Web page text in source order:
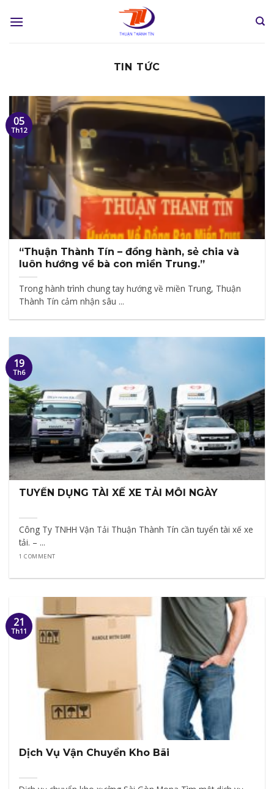
TIN TỨC
“Thuận Thành Tín – đồng hành, sẻ chia và
luôn hướng về bà con miền Trung.”
Trong hành trình chung tay hướng về miền Trung, Thuận
Thành Tín cảm nhận sâu ...
05
Th12
TUYỂN DỤNG TÀI XẾ XE TẢI MỖI NGÀY
Công Ty TNHH Vận Tải Thuận Thành Tín cần tuyển tài xế xe
tải. – ...
1 COMMENT
19
Th6
Dịch Vụ Vận Chuyển Kho Bãi
21
Th11